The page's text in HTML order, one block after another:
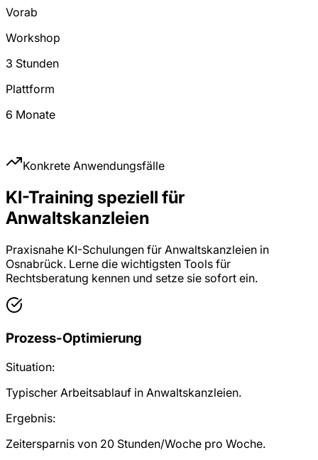
Vorab
Workshop
3 Stunden
Plattform
6 Monate
Konkrete Anwendungsfälle
KI-Training speziell für
Anwaltskanzleien
Praxisnahe KI-Schulungen für Anwaltskanzleien in
Osnabrück. Lerne die wichtigsten Tools für
Rechtsberatung kennen und setze sie sofort ein.
Prozess-Optimierung
Situation:
Typischer Arbeitsablauf in Anwaltskanzleien.
Ergebnis:
Zeitersparnis von 20 Stunden/Woche pro Woche.